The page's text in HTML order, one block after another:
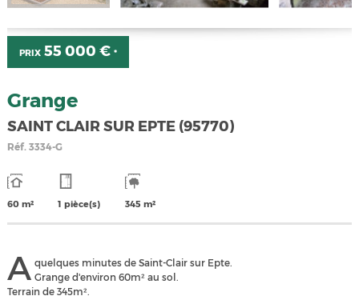
PRIX55 000 € *
Grange
SAINT CLAIR SUR EPTE (95770)
Réf.3334-G
60 m² 1 pièce(s) 345 m²
A quelques minutes de Saint-Clair sur Epte.
Grange d'environ 60m² au sol.
Terrain de 345m².